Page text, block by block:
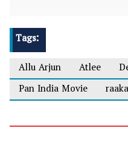
Tags:
Allu Arjun
Atlee
Pan India Movie
raaka